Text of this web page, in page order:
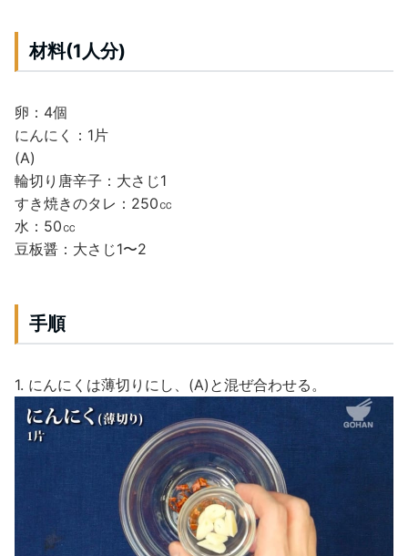
材料(1人分)
卵：4個
にんにく：1片
(A)
輪切り唐辛子：大さじ1
すき焼きのタレ：250㏄
水：50㏄
豆板醤：大さじ1〜2
手順
1. にんにくは薄切りにし、(A)と混ぜ合わせる。